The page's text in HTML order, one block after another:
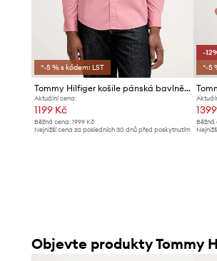
*-5 % s kódem: LST
Tommy Hilfiger košile pánská bavlněná
Aktuální cena:
1199 Kč
Běžná cena: 1999 Kč
Nejnižší cena za posledních 30 dnů před poskytnutím
-
*-5
Běžná
Objevte produkty Tommy